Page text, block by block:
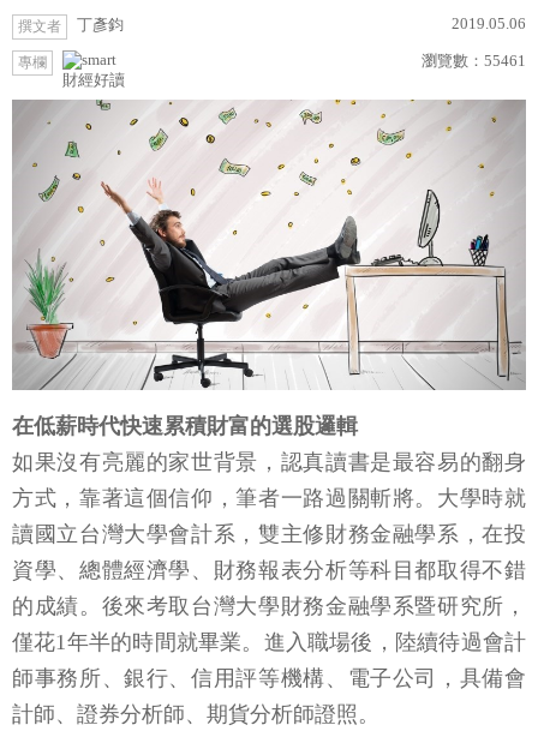
撰文者 丁彥鈞 2019.05.06
專欄
財經好讀
瀏覽數： 55461
在低薪時代快速累積財富的選股邏輯
如果沒有亮麗的家世背景，認真讀書是最容易的翻身
方式，靠著這個信仰，筆者一路過關斬將。大學時就
讀國立台灣大學會計系，雙主修財務金融學系，在投
資學、總體經濟學、財務報表分析等科目都取得不錯
的成績。後來考取台灣大學財務金融學系暨研究所，
僅花1年半的時間就畢業。進入職場後，陸續待過會計
師事務所、銀行、信用評等機構、電子公司，具備會
計師、證券分析師、期貨分析師證照。